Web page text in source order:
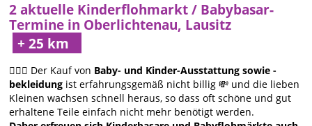
2 aktuelle Kinderflohmarkt / Babybasar-
Termine in Oberlichtenau, Lausitz
🙋🏻‍♀️ Der Kauf von Baby- und Kinder-Ausstattung sowie -
bekleidung ist erfahrungsgemäß nicht billig 💸 und die lieben
Kleinen wachsen schnell heraus, so dass oft schöne und gut
erhaltene Teile einfach nicht mehr benötigt werden.